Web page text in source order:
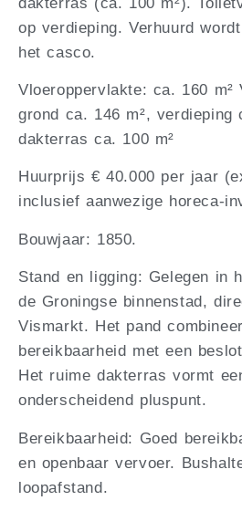
op verdieping. Verhuurd
het casco.
Vloeroppervlakte: ca. 160 m²
grond ca. 146 m², verdieping
dakterras ca. 100 m²
Huurprijs € 40.000 per jaar
inclusief aanwezige horeca-
Bouwjaar: 1850.
Stand en ligging: Gelegen in
de Groningse binnenstad,
Vismarkt. Het pand
bereikbaarheid met een
Het ruime dakterras vormt
onderscheidend pluspunt.
Bereikbaarheid: Goed
en openbaar vervoer.
loopafstand.